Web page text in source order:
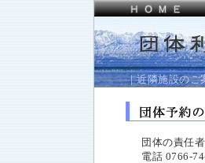
｜近隣施設のご
団体の責任
電話 0766-